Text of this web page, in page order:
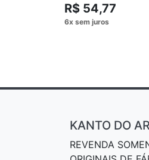
R$ 54,77
KANTO DO
REVENDA